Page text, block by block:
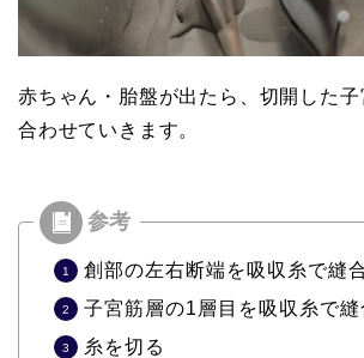
赤ちゃん・胎盤が出たら、切開した子
合わせていきます。
創部の左右断端を吸収糸で縫
子宮筋層の1層目を吸収糸で縫
糸を切る